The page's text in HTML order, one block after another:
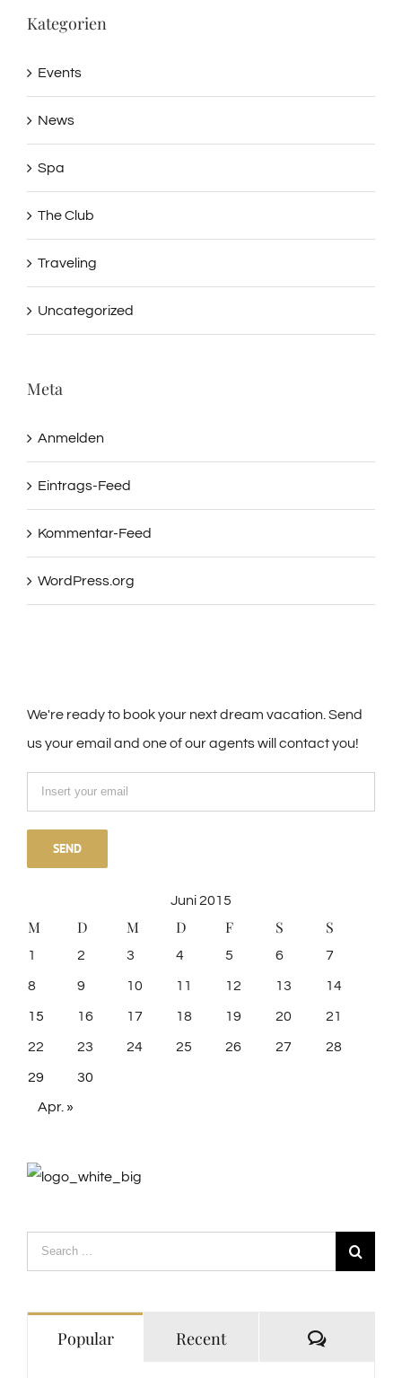
Kategorien
Events
News
Spa
The Club
Traveling
Uncategorized
Meta
Anmelden
Eintrags-Feed
Kommentar-Feed
WordPress.org
We're ready to book your next dream vacation. Send
us your email and one of our agents will contact you!
Juni 2015
M D M D F S S
1 2 3 4 5 6 7
8 9 10 11 12 13 14
15 16 17 18 19 20 21
22 23 24 25 26 27 28
29 30
Apr. »
Search
for:
Popular Recent